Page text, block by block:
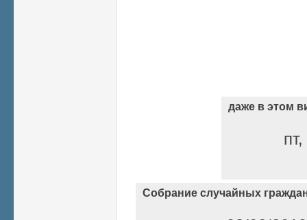
даже в этом
Собрание случайных